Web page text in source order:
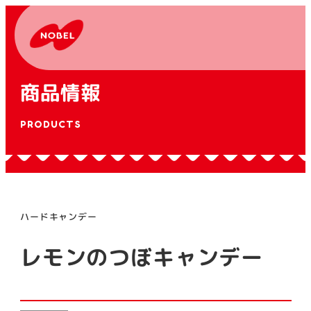
商品情報
PRODUCTS
ハードキャンデー
レモンのつぼキャンデー